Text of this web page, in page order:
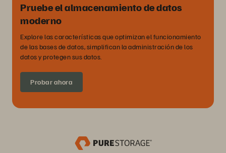
Pruebe el almacenamiento de datos
moderno
Explore las características que optimizan el funcionamiento
de las bases de datos, simplifican la administración de los
datos y protegen sus datos.
Probar ahora